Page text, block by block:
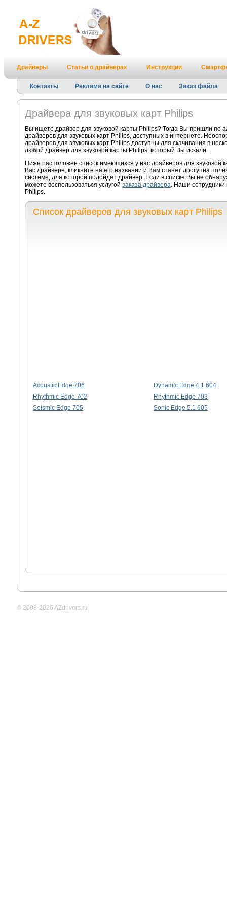
Драйверы Статьи о драйверах Инструкции
Контакты Реклама на сайте О нас Заказ файла
Драйвера для звуковых карт Philips
Вы ищете драйвер для звуковой карты Philips? Тогда Вы пришли по
драйверов для звуковых карт Philips, доступных в интернете.
драйверов для звуковых карт Philips доступны для скачивания в
любой драйвер для звуковой карты Philips, который Вы искали.
Ниже расположен список имеющихся у нас драйверов для
Вас драйвере, кликните на его названии и Вам станет доступна
системе, для которой подойдет драйвер. Если в списке Вы не
можете воспользоваться услугой заказа драйвера. Наши сотрудники
Philips.
Список драйверов для звуковых карт Philips
Acoustic Edge 706
Dynamic Edge 4.1 604
Rhythmic Edge 702
Rhythmic Edge 703
Seismic Edge 705
Sonic Edge 5.1 605
© 2008-2026 AZdrivers.ru